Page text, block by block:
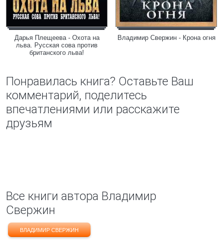
Дарья Плещеева - Охота на
льва. Русская сова против
британского льва!
Владимир Свержин - Крона огня
Понравилась книга? Оставьте Ваш
комментарий, поделитесь
впечатлениями или расскажите
друзьям
Все книги автора Владимир
Свержин
ВЛАДИМИР СВЕРЖИН